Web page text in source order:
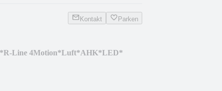
Kontakt Parken
*R-Line 4Motion*Luft*AHK*LED*